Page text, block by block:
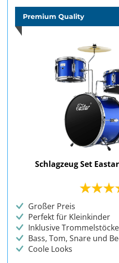
Premium Quality
Schlagzeug Set
Großer Preis
Perfekt für Kleinkinder
Inklusive
Bass, Tom, Snare und
Coole Looks